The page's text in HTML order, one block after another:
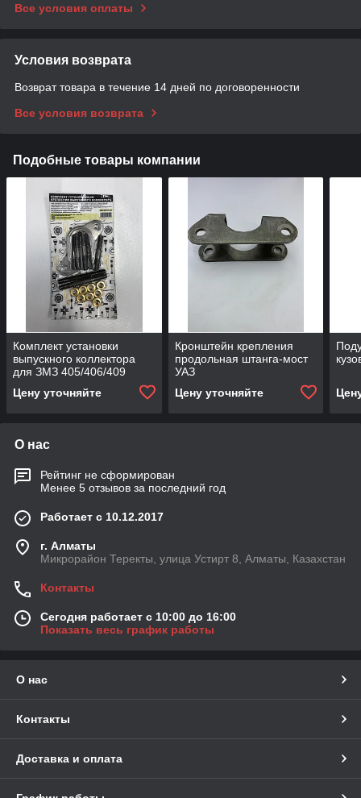
Все условия оплаты
Условия возврата
Возврат товара в течение 14 дней по договоренности
Все условия возврата
Подобные товары компании
Комплект установки
выпускного коллектора
для ЗМЗ 405/406/409
Цену уточняйте
Кронштейн крепления
продольная штанга-мост
УАЗ
Цену уточняйте
О нас
Рейтинг не сформирован
Менее 5 отзывов за последний год
Работает с 10.12.2017
г. Алматы
Микрорайон Теректы, улица Устирт 8, Алматы, Казахстан
Контакты
Сегодня работает с 10:00 до 16:00
Показать весь график работы
О нас
Контакты
Доставка и оплата